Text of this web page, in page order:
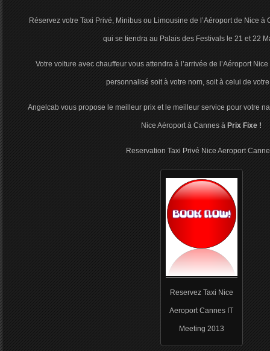
Réservez votre Taxi Privé, Minibus ou Limousine de l’Aéroport de Nice
qui se tiendra au Palais des Festivals le 21 et 22
Votre voiture avec chauffeur vous attendra à l’arrivée de l’Aéroport
personnalisé soit à votre nom, soit à celui de
Angelcab vous propose le meilleur prix et le meilleur service pour votre
Nice Aéroport à Cannes à Prix Fixe !
Reservation Taxi Privé Nice Aeroport
Reservez Taxi Nice
Aeroport Cannes IT
Meeting 2013